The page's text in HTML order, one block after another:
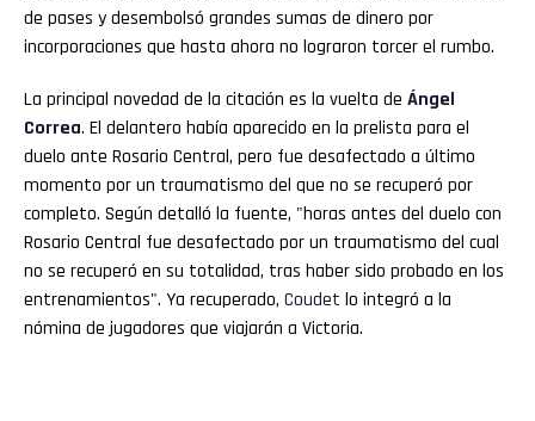
de pases y desembolsó grandes sumas de dinero por
incorporaciones que hasta ahora no lograron torcer el rumbo.
La principal novedad de la citación es la vuelta de Ángel
Correa. El delantero había aparecido en la prelista para el
duelo ante Rosario Central, pero fue desafectado a último
momento por un traumatismo del que no se recuperó por
completo. Según detalló la fuente, "horas antes del duelo con
Rosario Central fue desafectado por un traumatismo del cual
no se recuperó en su totalidad, tras haber sido probado en los
entrenamientos". Ya recuperado, Coudet lo integró a la
nómina de jugadores que viajarán a Victoria.